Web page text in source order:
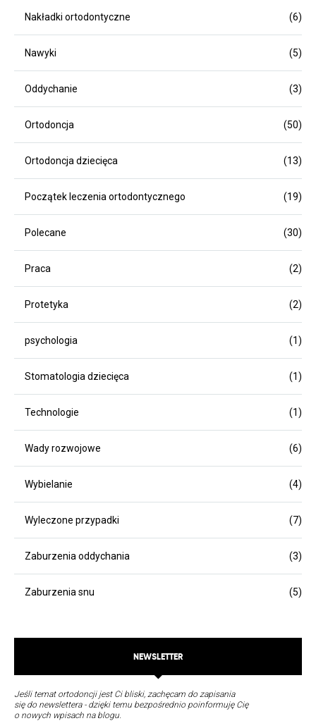
Nakładki ortodontyczne (6)
Nawyki (5)
Oddychanie (3)
Ortodoncja (50)
Ortodoncja dziecięca (13)
Początek leczenia ortodontycznego (19)
Polecane (30)
Praca (2)
Protetyka (2)
psychologia (1)
Stomatologia dziecięca (1)
Technologie (1)
Wady rozwojowe (6)
Wybielanie (4)
Wyleczone przypadki (7)
Zaburzenia oddychania (3)
Zaburzenia snu (5)
NEWSLETTER
Jeśli temat ortodoncji jest Ci bliski, zachęcam do zapisania
się do newslettera - dzięki temu bezpośrednio poinformuję Cię
o nowych wpisach na blogu.